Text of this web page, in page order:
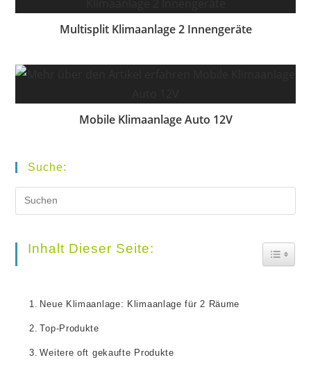
Multisplit Klimaanlage 2 Innengeräte
Mobile Klimaanlage Auto 12V
Suche:
to
Inhalt Dieser Seite: Toggle
Neue Klimaanlage: Klimaanlage für 2 Räume
Top-Produkte
Weitere oft gekaufte Produkte